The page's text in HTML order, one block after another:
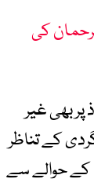
کی
بھی غیر
کے تناظر
کے حوالے سے